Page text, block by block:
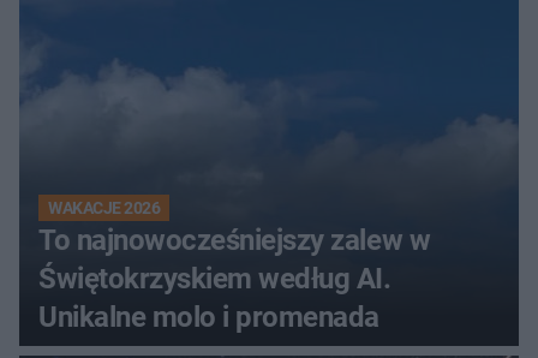
WAKACJE 2026
To najnowocześniejszy zalew w
Świętokrzyskiem według AI.
Unikalne molo i promenada